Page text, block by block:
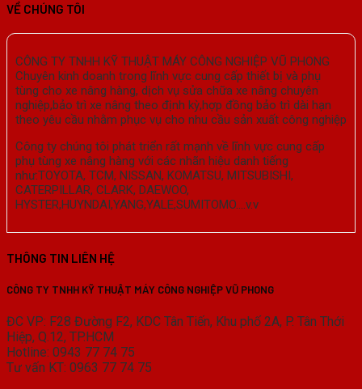
VỀ CHÚNG TÔI
CÔNG TY TNHH KỸ THUẬT MÁY CÔNG NGHIỆP VŨ PHONG
Chuyên kinh doanh trong lĩnh vực cung cấp thiết bị và phụ
tùng cho xe nâng hàng, dịch vụ sửa chữa xe nâng chuyên
nghiệp,bảo trì xe nâng theo định kỳ,hợp đồng bảo trì dài hạn
theo yêu cầu nhằm phục vụ cho nhu cầu sản xuất công nghiệp
Công ty chúng tôi phát triển rất mạnh về lĩnh vực cung cấp
phụ tùng xe nâng hàng với các nhãn hiệu danh tiếng
như:TOYOTA, TCM, NISSAN, KOMATSU, MITSUBISHI,
CATERPILLAR, CLARK, DAEWOO,
HYSTER,HUYNDAI,YANG,YALE,SUMITOMO….v.v
THÔNG TIN LIÊN HỆ
CÔNG TY TNHH KỸ THUẬT MÁY CÔNG NGHIỆP VŨ PHONG
ĐC VP: F28 Đường F2, KDC Tân Tiến, Khu phố 2A, P. Tân Thới
Hiệp, Q.12, TP.HCM
Hotline: 0943 77 74 75
Tư vấn KT: 0963 77 74 75